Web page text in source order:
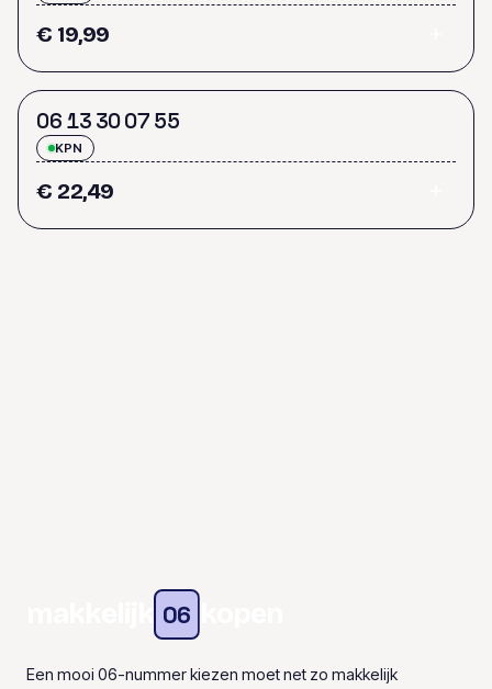
€ 19,99
06 13 3007 55
KPN
€ 22,49
06
Een mooi 06-nummer kiezen moet net zo makkelijk